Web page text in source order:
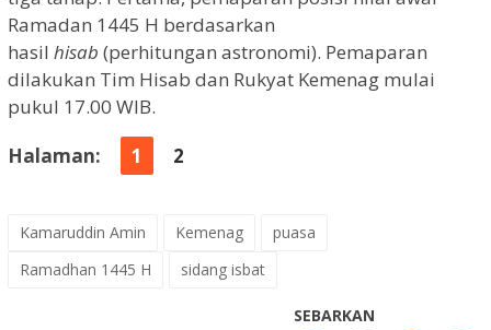
Ramadan 1445 H berdasarkan
hasil hisab (perhitungan astronomi). Pemaparan
dilakukan Tim Hisab dan Rukyat Kemenag mulai
pukul 17.00 WIB.
Halaman:
1 2
Kamaruddin Amin Kemenag
puasa
Ramadhan 1445 H
sidang isbat
SEBARKAN